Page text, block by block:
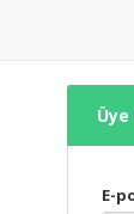
Üye
E-